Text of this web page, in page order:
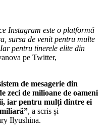
Instagram este o platformă
sursa de venit pentru multe
pentru tinerele elite din
pe Twitter,
de mesagerie din
zeci de milioane de oameni
iar pentru mulți dintre ei
, a scris și
Ilyushina.